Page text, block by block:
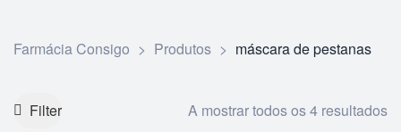
Farmácia Consigo > Produtos > máscara de pestanas
Filter A mostrar todos os 4 resultados